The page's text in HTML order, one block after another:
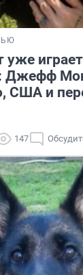
уже
Джефф
США и
147